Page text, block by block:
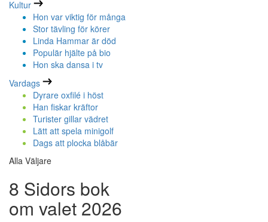
Kultur
Hon var viktig för många
Stor tävling för körer
Linda Hammar är död
Populär hjälte på bio
Hon ska dansa i tv
Vardags
Dyrare oxfilé i höst
Han fiskar kräftor
Turister gillar vädret
Lätt att spela minigolf
Dags att plocka blåbär
Alla Väljare
8 Sidors bok
om valet 2026